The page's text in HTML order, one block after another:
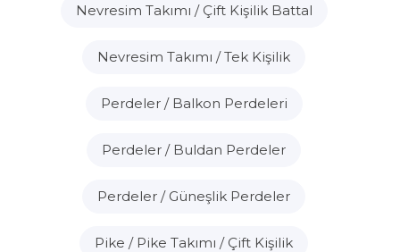
Nevresim Takımı / Çift Kişilik Battal
Nevresim Takımı / Tek Kişilik
Perdeler / Balkon Perdeleri
Perdeler / Buldan Perdeler
Perdeler / Güneşlik Perdeler
Pike / Pike Takımı / Çift Kişilik